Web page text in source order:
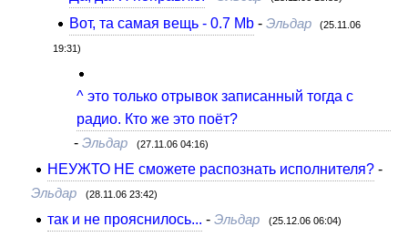
Вот, та самая вещь - 0.7 Mb- Эльдар (25.11.06
19:31)
^ это только отрывок записанный тогда с
радио. Кто же это поёт?
- Эльдар (27.11.06 04:16)
НЕУЖТО НЕ сможете распознать исполнителя? -
Эльдар (28.11.06 23:42)
так и не прояснилось... -Эльдар (25.12.06 06:04)